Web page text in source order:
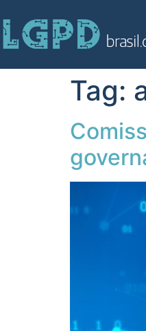
Tag: